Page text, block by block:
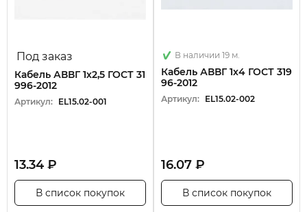
Под заказ
Кабель АВВГ 1х2,5 ГОСТ 31
996-2012
Артикул: EL15.02-001
13.34 ₽
В список покупок
В наличии 19 м.
Кабель АВВГ 1х4 ГОСТ 319
96-2012
Артикул: EL15.02-002
16.07 ₽
В список покупок